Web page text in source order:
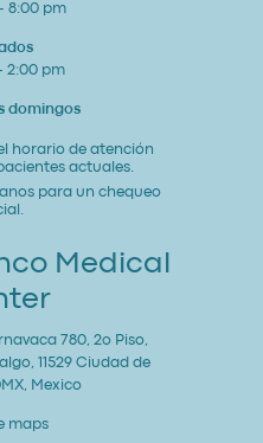
8:00 pm
2:00 pm
domingos
horario de atención
actuales.
para un chequeo
Medical
780, 2o Piso,
11529 Ciudad de
Mexico
maps